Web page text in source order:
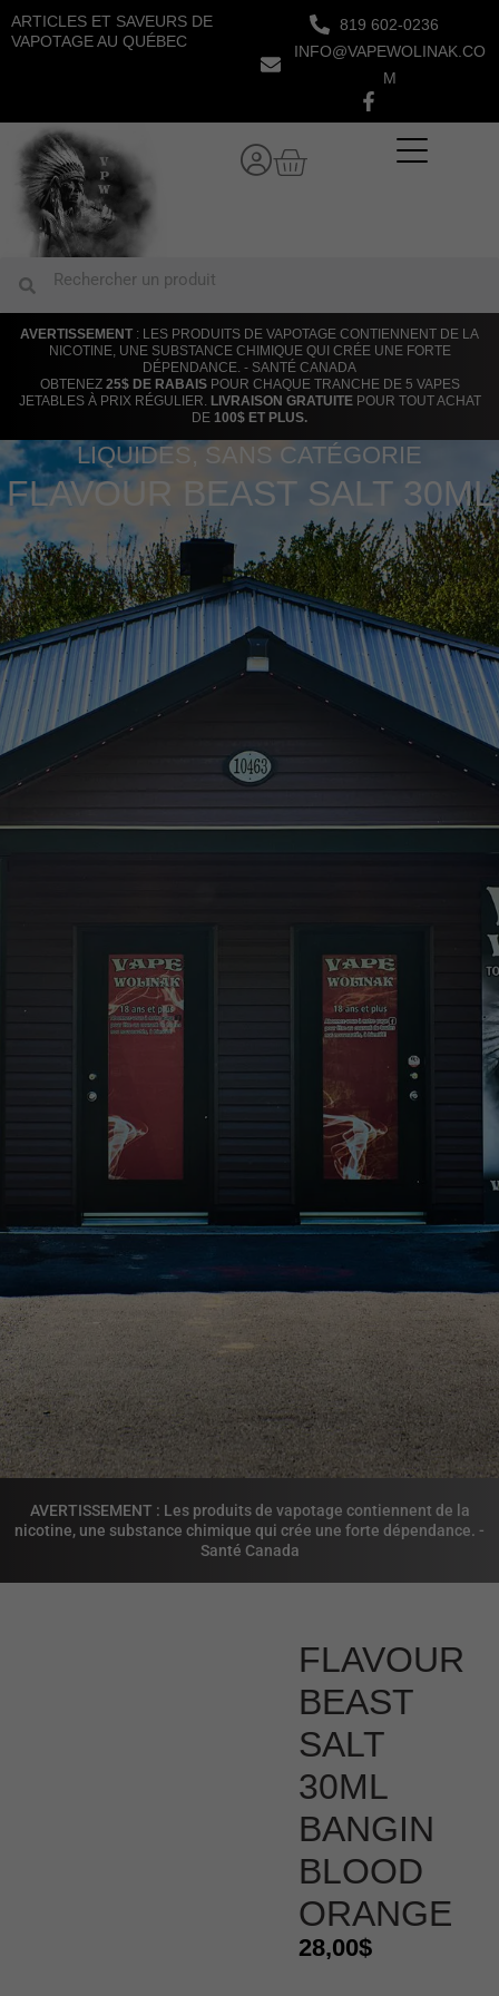
Aller
au
ARTICLES ET SAVEURS DE
VAPOTAGE AU QUÉBEC
819 602-0236
INFO@VAPEWOLINAK.CO
M
Panier
Rechercher
AVERTISSEMENT : LES PRODUITS DE VAPOTAGE CONTIENNENT DE LA
NICOTINE, UNE SUBSTANCE CHIMIQUE QUI CRÉE UNE FORTE
DÉPENDANCE. - SANTÉ CANADA
OBTENEZ 25$ DE RABAISPOUR CHAQUE TRANCHE DE 5 VAPES
JETABLES À PRIX RÉGULIER. LIVRAISON GRATUITEPOUR TOUT ACHAT
DE 100$ ET PLUS.
LIQUIDES, SANS CATÉGORIE
FLAVOUR BEAST SALT 30ML
AVERTISSEMENT : Les produits de vapotage contiennent de la
nicotine, une substance chimique qui crée une forte dépendance. -
Santé Canada
FLAVOUR
BEAST
SALT
30ML
BANGIN
BLOOD
ORANGE
28,00$